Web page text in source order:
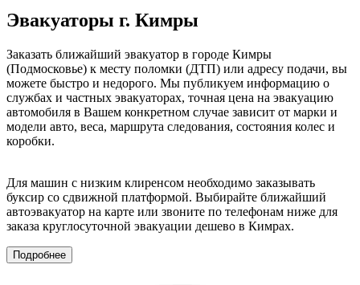
Эвакуаторы г. Кимры
Заказать ближайший эвакуатор в городе Кимры
(Подмосковье) к месту поломки (ДТП) или адресу подачи, вы
можете быстро и недорого. Мы публикуем информацию о
службах и частных эвакуаторах, точная цена на эвакуацию
автомобиля в Вашем конкретном случае зависит от марки и
модели авто, веса, маршрута следования, состояния колес и
коробки.
Для машин с низким клиренсом необходимо заказывать
буксир со сдвижной платформой. Выбирайте ближайший
автоэвакуатор на карте или звоните по телефонам ниже для
заказа круглосуточной эвакуации дешево в Кимрах.
Подробнее